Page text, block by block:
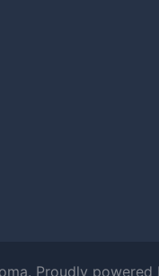
Proudly powered